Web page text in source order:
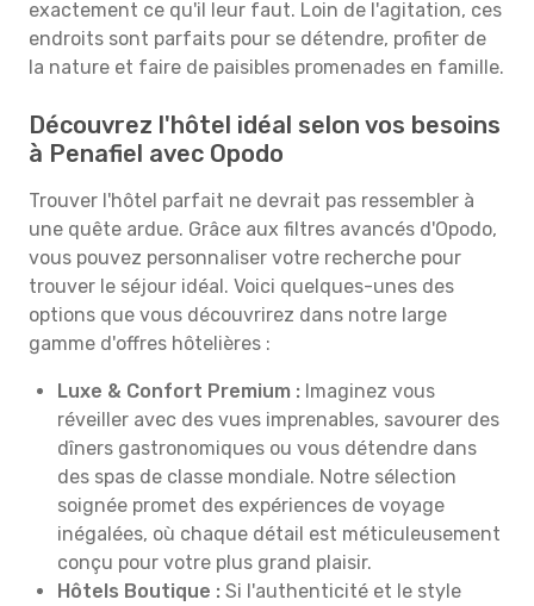
exactement ce qu'il leur faut. Loin de l'agitation, ces
endroits sont parfaits pour se détendre, profiter de
la nature et faire de paisibles promenades en famille.
Découvrez l'hôtel idéal selon vos besoins
à Penafiel avec Opodo
Trouver l'hôtel parfait ne devrait pas ressembler à
une quête ardue. Grâce aux filtres avancés d'Opodo,
vous pouvez personnaliser votre recherche pour
trouver le séjour idéal. Voici quelques-unes des
options que vous découvrirez dans notre large
gamme d'offres hôtelières :
Luxe & Confort Premium : Imaginez vous
réveiller avec des vues imprenables, savourer des
dîners gastronomiques ou vous détendre dans
des spas de classe mondiale. Notre sélection
soignée promet des expériences de voyage
inégalées, où chaque détail est méticuleusement
conçu pour votre plus grand plaisir.
Hôtels Boutique : Si l'authenticité et le style